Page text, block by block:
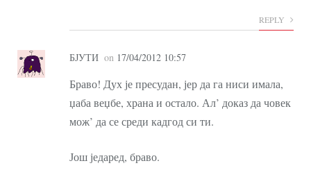
REPLY
БЈУТИ on 17/04/2012 10:57
Браво! Дух је пресудан, јер да га ниси имала,
џаба веџбе, храна и остало. Ал’ доказ да човек
мож’ да се среди кадгод си ти.
Још једаред, браво.